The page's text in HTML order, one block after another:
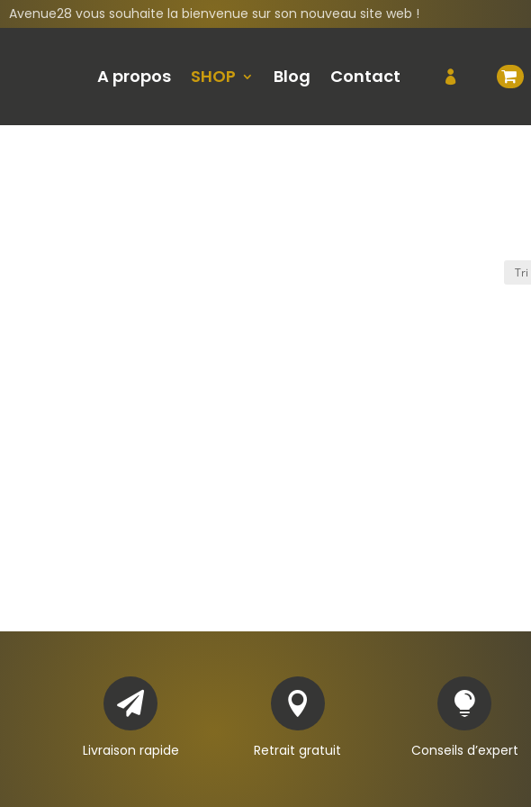
Avenue28 vous souhaite la bienvenue sur son nouveau site web !
A propos SHOP Blog Contact

Livraison rapide

Retrait gratuit

Conseils d’expert